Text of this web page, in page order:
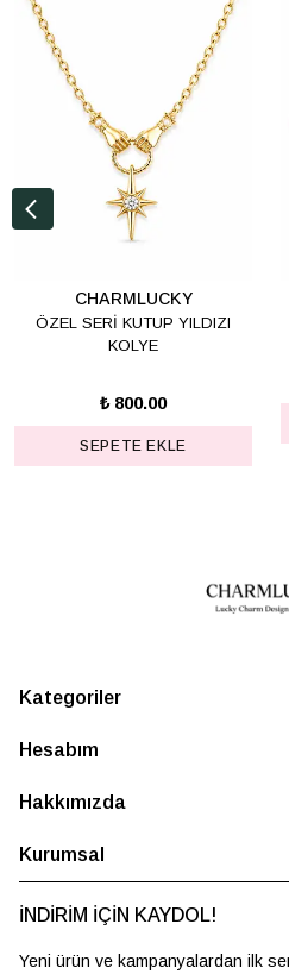
CHARMLUCKY
ÖZEL SERİ KUTUP YILDIZI
KOLYE
₺ 800.00
SEPETE EKLE
Kategoriler
Hesabım
Hakkımızda
Kurumsal
İNDİRİM İÇİN KAYDOL!
Yeni ürün ve kampanyalardan ilk